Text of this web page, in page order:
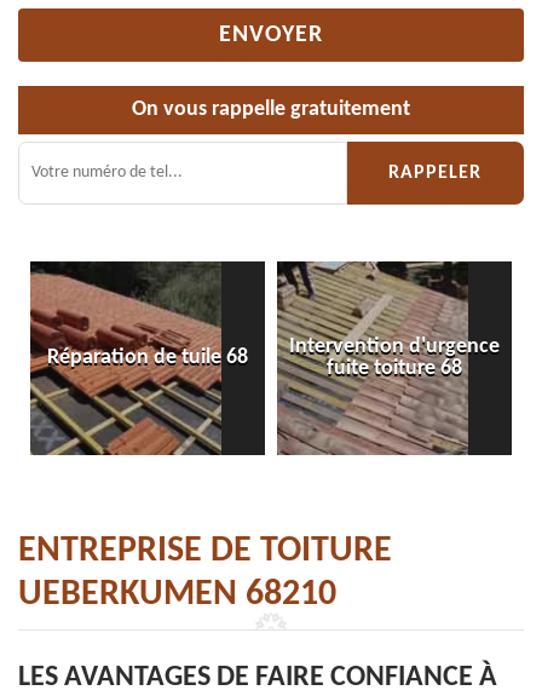
On vous rappelle gratuitement
Réparation de tuile 68
Intervention d'urgence
fuite toiture 68
ENTREPRISE DE TOITURE
UEBERKUMEN 68210
LES AVANTAGES DE FAIRE CONFIANCE À